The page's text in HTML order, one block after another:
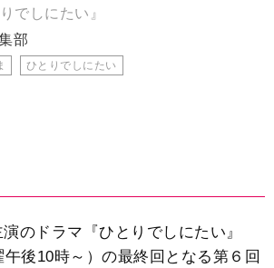
でしにたい』
部
ひとりでしにたい
のドラマ『ひとりでしにたい』
午後10時～）の最終回となる第６回